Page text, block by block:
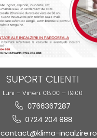
SUPORT CLIENTI
Luni – Vineri: 08:00 – 19:00
0766367287
0724 204 888
contact@klima-incalzire.ro